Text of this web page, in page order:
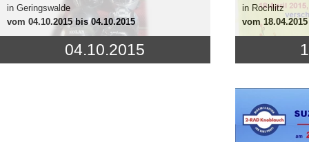
in Geringswalde
vom 04.10.2015 bis 04.10.2015
04.10.2015
in Rochlitz
vom18.04.2015